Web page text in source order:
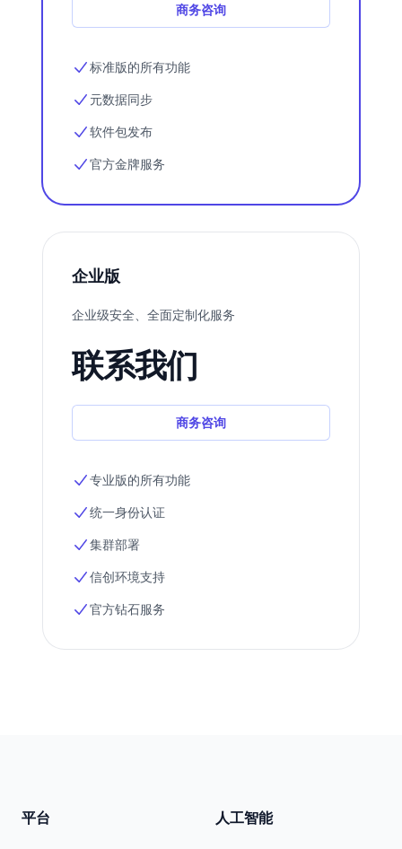
商务咨询
标准版的所有功能
元数据同步
软件包发布
官方金牌服务
企业版
企业级安全、全面定制化服务
联系我们
商务咨询
专业版的所有功能
统一身份认证
集群部署
信创环境支持
官方钻石服务
平台 人工智能